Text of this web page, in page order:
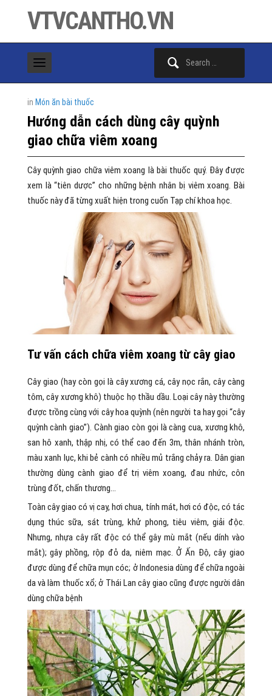
VTVCANTHO.VN
in Món ăn bài thuốc
Hướng dẫn cách dùng cây quỳnh
giao chữa viêm xoang
Cây quỳnh giao chữa viêm xoang là bài thuốc quý. Đây được
xem là “tiên dược” cho những bệnh nhân bị viêm xoang. Bài
thuốc này đã từng xuất hiện trong cuốn Tạp chí khoa học.
Tư vấn cách chữa viêm xoang từ cây giao
Cây giao (hay còn gọi là cây xương cá, cây nọc rắn, cây càng
tôm, cây xương khô) thuộc họ thầu dầu. Loại cây này thường
được trồng cùng với cây hoa quỳnh (nên người ta hay gọi “cây
quỳnh cành giao”). Cành giao còn gọi là càng cua, xương khô,
san hô xanh, thập nhị, có thể cao đến 3m, thân nhánh tròn,
màu xanh lục, khi bẻ cành có nhiều mủ trắng chảy ra. Dân gian
thường dùng cành giao để trị viêm xoang, đau nhức, côn
trùng đốt, chấn thương…
Toàn cây giao có vị cay, hơi chua, tính mát, hơi có độc, có tác
dụng thúc sữa, sát trùng, khử phong, tiêu viêm, giải độc.
Nhưng, nhựa cây rất độc có thể gây mù mắt (nếu dính vào
mắt); gây phồng, rộp đỏ da, niêm mạc. Ở Ấn Độ, cây giao
được dùng để chữa mụn cóc; ở Indonesia dùng để chữa ngoài
da và làm thuốc xổ; ở Thái Lan cây giao cũng được người dân
dùng chữa bệnh